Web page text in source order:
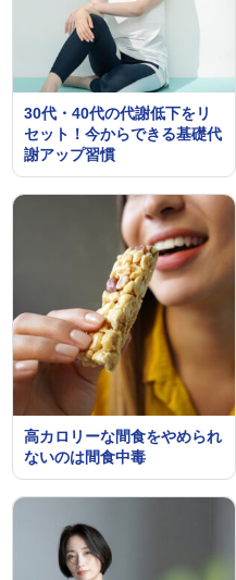
30代・40代の代謝低下をリ
セット！今からできる基礎代
謝アップ習慣
高カロリーな間食をやめられ
ないのは間食中毒